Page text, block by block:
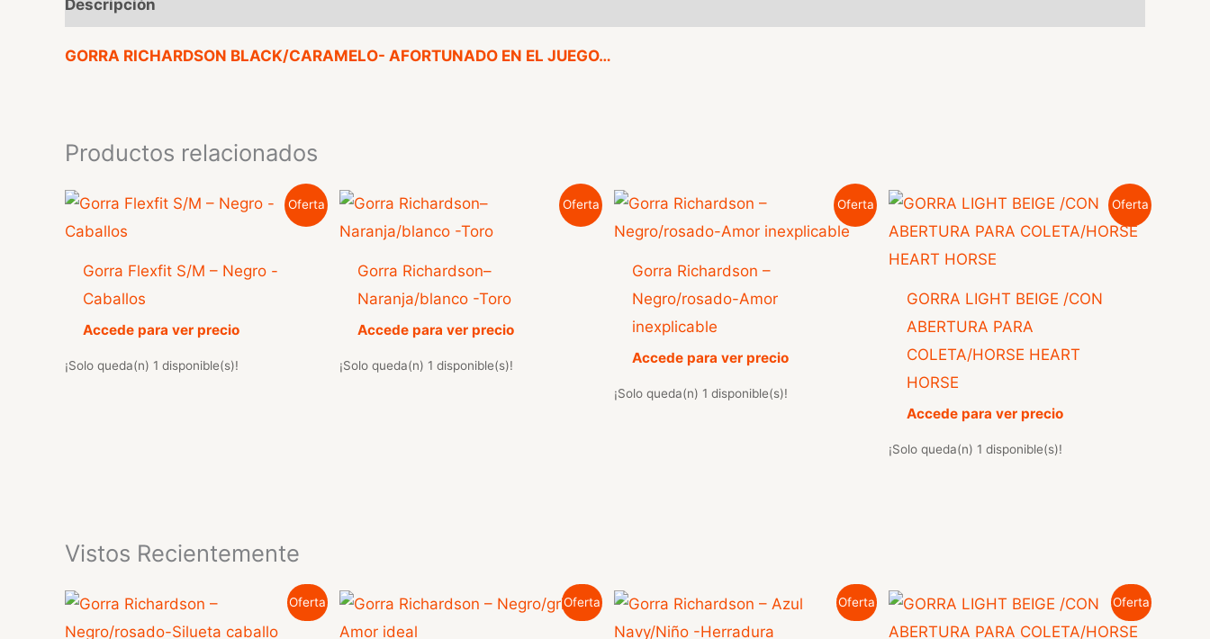
Descripción
GORRA RICHARDSON BLACK/CARAMELO- AFORTUNADO EN EL JUEGO…
Productos relacionados
Oferta
Gorra Flexfit S/M – Negro -
Caballos
Accede para ver precio
¡Solo queda(n) 1 disponible(s)!
Oferta
Gorra Richardson–
Naranja/blanco -Toro
Accede para ver precio
¡Solo queda(n) 1 disponible(s)!
Oferta
Gorra Richardson –
Negro/rosado-Amor
inexplicable
Accede para ver precio
¡Solo queda(n) 1 disponible(s)!
Oferta
GORRA LIGHT BEIGE /CON
ABERTURA PARA
COLETA/HORSE HEART
HORSE
Accede para ver precio
¡Solo queda(n) 1 disponible(s)!
Vistos Recientemente
Oferta Oferta Oferta Oferta